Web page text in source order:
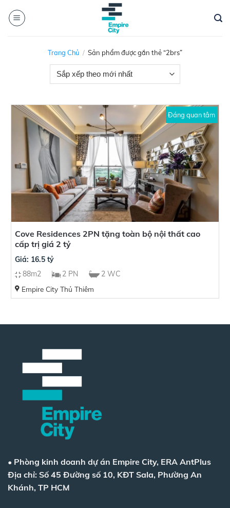
Trang Chủ / Sản phẩm được gắn thẻ “2brs”
Đáng quan tâm
Cove Residences 2PN tặng toàn bộ nội thất cao
cấp trị giá 2 tỷ
Giá: 16.5 tỷ
88m2
2 PN 2 WC
Empire City Thủ Thiêm
• Phòng kinh doanh dự án Empire City, ERA AntPlus
Địa chỉ: Số 45 Đường số 10, KĐT Sala, Phường An
Khánh, TP HCM